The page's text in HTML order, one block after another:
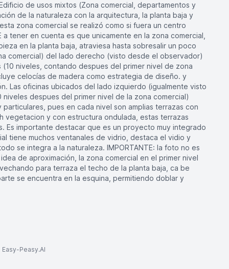
de usos mixtos (Zona comercial, departamentos y
de la naturaleza con la arquitectura, la planta baja y
zona comercial se realizó como si fuera un centro
a tener en cuenta es que unicamente en la zona comercial,
en la planta baja, atraviesa hasta sobresalir un poco
comercial) del lado derecho (visto desde el observador)
niveles, contando despues del primer nivel de zona
celocías de madera como estrategia de diseño. y
Las oficinas ubicados del lado izquierdo (igualmente visto
despues del primer nivel de la zona comercial)
pues en cada nivel son amplias terrazas con
vegetacion y con estructura ondulada, estas terrazas
Es importante destacar que es un proyecto muy integrado
tiene muchos ventanales de vidrio, destaca el vidio y
se integra a la naturaleza. IMPORTANTE: la foto no es
de aproximación, la zona comercial en el primer nivel
para terraza el techo de la planta baja, ca be
se encuentra en la esquina, permitiendo doblar y
Peasy.AI